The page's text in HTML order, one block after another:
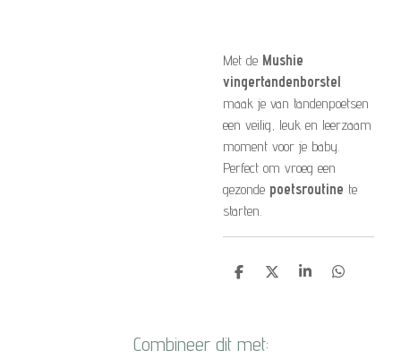
Met de Mushie
vingertandenborstel
maak je van tandenpoetsen
een veilig, leuk en leerzaam
moment voor je baby.
Perfect om vroeg een
gezonde poetsroutine te
starten.
D
n
D
S
D
Combineer dit met: